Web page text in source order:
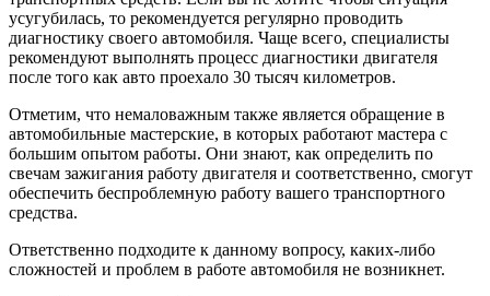
усугубилась, то рекомендуется регулярно проводить
диагностику своего автомобиля. Чаще всего, специалисты
рекомендуют выполнять процесс диагностики двигателя
после того как авто проехало 30 тысяч километров.
Отметим, что немаловажным также является обращение в
автомобильные мастерские, в которых работают мастера с
большим опытом работы. Они знают, как определить по
свечам зажигания работу двигателя и соответственно, смогут
обеспечить беспроблемную работу вашего транспортного
средства.
Ответственно подходите к данному вопросу, каких-либо
сложностей и проблем в работе автомобиля не возникнет.